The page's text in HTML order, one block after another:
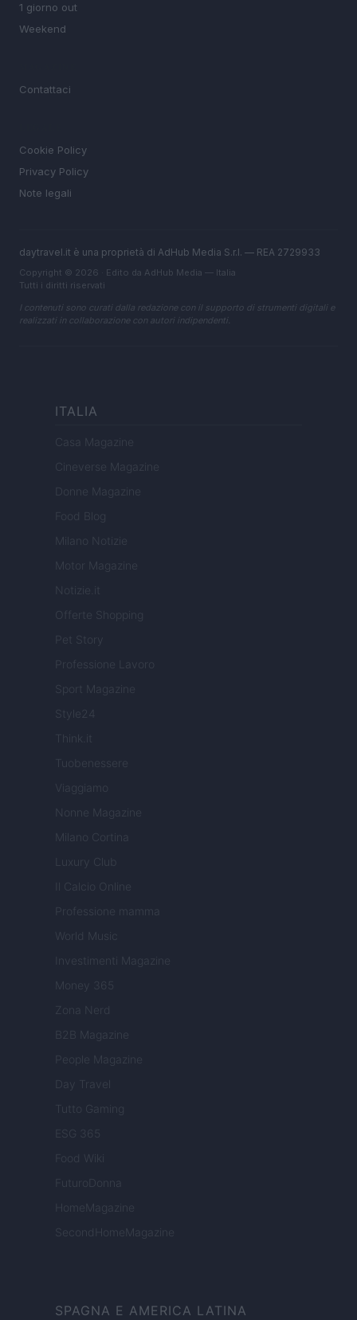
1 giorno out
Weekend
Contattaci
Cookie Policy
Privacy Policy
Note legali
daytravel.it è una proprietà di AdHub Media S.r.l. — REA 2729933
Copyright © 2026 · Edito da AdHub Media — Italia
Tutti i diritti riservati
I contenuti sono curati dalla redazione con il supporto di strumenti digitali e
realizzati in collaborazione con autori indipendenti.
ITALIA
Casa Magazine
Cineverse Magazine
Donne Magazine
Food Blog
Milano Notizie
Motor Magazine
Notizie.it
Offerte Shopping
Pet Story
Professione Lavoro
Sport Magazine
Style24
Think.it
Tuobenessere
Viaggiamo
Nonne Magazine
Milano Cortina
Luxury Club
Il Calcio Online
Professione mamma
World Music
Investimenti Magazine
Money 365
Zona Nerd
B2B Magazine
People Magazine
Day Travel
Tutto Gaming
ESG 365
Food Wiki
FuturoDonna
HomeMagazine
SecondHomeMagazine
SPAGNA E AMERICA LATINA